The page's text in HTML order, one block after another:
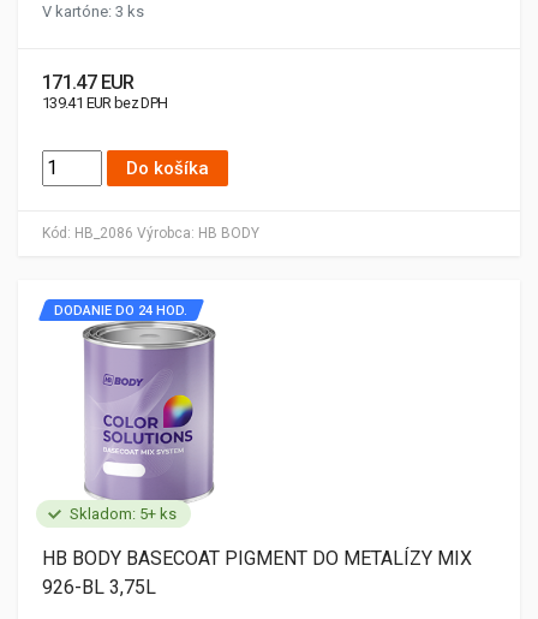
Kód: HB_2086 Výrobca: HB BODY
V kartóne: 3 ks
171.47 EUR
139.41 EUR bez DPH
Do košíka
Skladom: 5+ ks
DODANIE DO 24 HOD.
HB BODY BASECOAT PIGMENT DO METALÍZY MIX
926-BL 3,75L